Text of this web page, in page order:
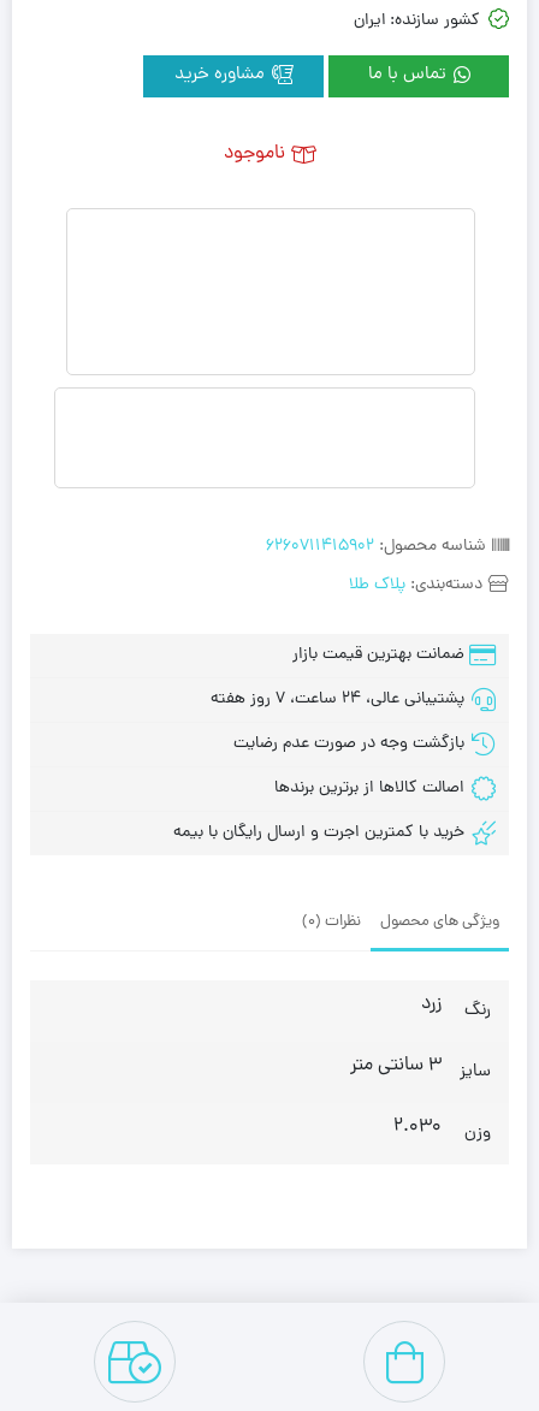
شناسه محصول: 6260711415902
دسته‌بندی: پلاک طلا
کشور سازنده: ایران
تماس با ما
ضمانت بهترین قیمت بازار
پشتیبانی عالی، 24 ساعت، 7 روز هفته
بازگشت وجه در صورت عدم رضایت
اصالت کالاها از برترین برندها
خرید با کمترین اجرت و ارسال رایگان با بیمه
ناموجود
ویژگی های محصول نظرات (0)
رنگ زرد
سایز 3 سانتی متر
وزن 2.030